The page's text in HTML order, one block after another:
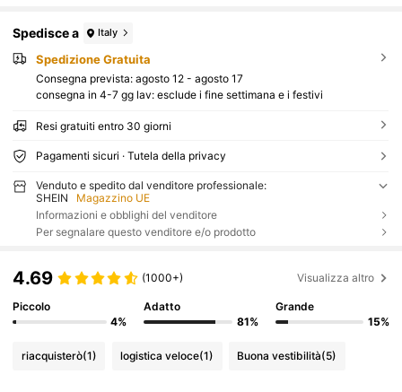
Spedisce a Italy
Spedizione Gratuita
Consegna prevista: agosto 12 - agosto 17
consegna in 4-7 gg lav: esclude i fine settimana e i festivi
Resi gratuiti entro 30 giorni
Pagamenti sicuri · Tutela della privacy
Venduto e spedito dal venditore professionale:
SHEIN
Magazzino UE
Informazioni e obblighi del venditore
Per segnalare questo venditore e/o prodotto
4.69 (1000+) Visualizza altro
Piccolo
4%
Adatto
81%
Grande
15%
riacquisterò(1) logistica veloce(1) Buona vestibilità(5)